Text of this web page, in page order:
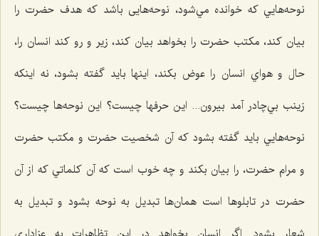
نوحه‌هایي که خوانده مي‌شود، نوحه‌هایی باشد كه هدف حضرت را
بيان كند، مكتب حضرت را بخواهد بيان كند، زير و رو كند انسان را،
حال و هواي انسان را عوض بكند، اينها بايد گفته بشود، نه اينكه
زينب بي‌چادر آمد بيرون... اين حرفها چيست؟ اين نوحه‌ها چيست؟
نوحه‌هايي بايد گفته بشود كه آن شخصيت حضرت و مكتب حضرت
و مرام حضرت، را بیان بکند و چه خوب است كه آن كلماتي كه از آن
حضرت در تابلوها است همان‌ها تبديل به نوحه بشود و تبديل به